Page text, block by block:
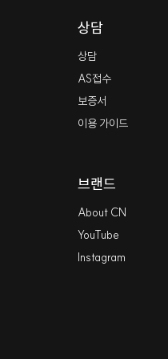
상담
상담
AS접수
보증서
이용 가이드
브랜드
About CN
YouTube
Instagram